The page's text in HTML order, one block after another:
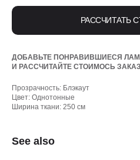
РАССЧИТАТЬ
ДОБАВЬТЕ ПОНРАВИВШИЕСЯ
И РАССЧИТАЙТЕ СТОИМОСЬ
Прозрачность: Блэкаут
Цвет: Однотонные
Ширина ткани: 250 см
See also